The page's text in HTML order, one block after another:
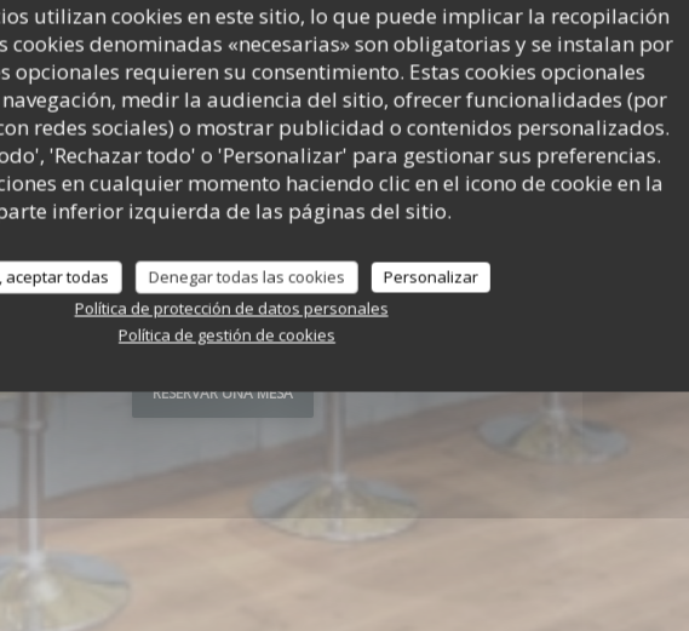
utilizan cookies en este sitio, lo que puede implicar la recopilación
cookies denominadas «necesarias» son obligatorias y se instalan por
opcionales requieren su consentimiento. Estas cookies opcionales
medir la audiencia del sitio, ofrecer funcionalidades (por
redes sociales) o mostrar publicidad o contenidos personalizados.
'Rechazar todo' o 'Personalizar' para gestionar sus preferencias.
en cualquier momento haciendo clic en el icono de cookie en la
inferior izquierda de las páginas del sitio.
aceptar todas Denegar todas las cookies
Personalizar
Política de protección de datos personales
Política de gestión de cookies
L'ESCALE
HORARIO DE APERTURA
Abierto hoy de las 11:00 hasta las 22:00
02 99 06 64 17
RESERVAR UNA MESA
L'Escale